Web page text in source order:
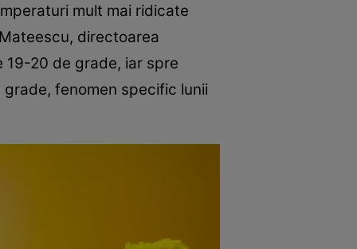
mult mai ridicate
directoarea
20 de grade, iar spre
fenomen specific lunii